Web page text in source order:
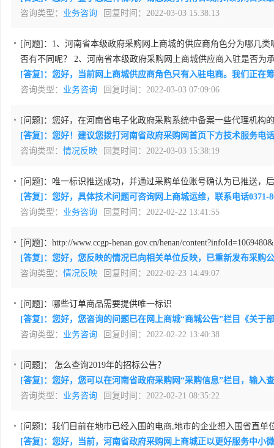
咨询类型： 业务咨询 回复时间：2022-03-03 15:38:13
[问题]： 1、河南省本级政府采购网上商城的供应商角色分为哪几
否有不同呢？ 2、河南省本级政府采购网上商城供应商入驻是否为
[答复]：您好，当前网上商城供应商角色只有入驻电商。我们正在
咨询类型： 业务咨询 回复时间：2022-03-03 07:09:06
[问题]： 您好，在河南省电子化政府采购系统中备案一些代理机构
[答复]：您好！建议您拨打河南省政府采购网首页下方技术服务电
咨询类型： 情况反映 回复时间：2022-03-03 15:38:19
[问题]： 唯一标识推送成功，并通过采购单位账号确认为已推送，
[答复]：您好，具体技术问题可咨询网上商城运维，联系电话0371-
咨询类型： 业务咨询 回复时间：2022-02-22 13:41:55
[问题]： http://www.ccgp-henan.gov.cn/henan/
[答复]：您好，您反映的情况已向相关单位反映，已重新发布采购
咨询类型： 情况反映 回复时间：2022-02-23 14:49:07
[问题]： 哪些订单商品需要提供唯一标识
[答复]：您好，您咨询的问题已在网上商城“商城公告”栏目《关于
咨询类型： 业务咨询 回复时间：2022-02-22 13:40:38
[问题]：
怎么查询2019年的招标公告？
[答复]：您好，您可以在河南省政府采购网“采购信息”栏目，输入
咨询类型： 业务咨询 回复时间：2022-02-21 08:35:22
[问题]： 我们目前在地市已经入围的电商,地市的企业想入围省直单
[答复]：您好，当前，河南省政府采购网上商城正以更好服务中小